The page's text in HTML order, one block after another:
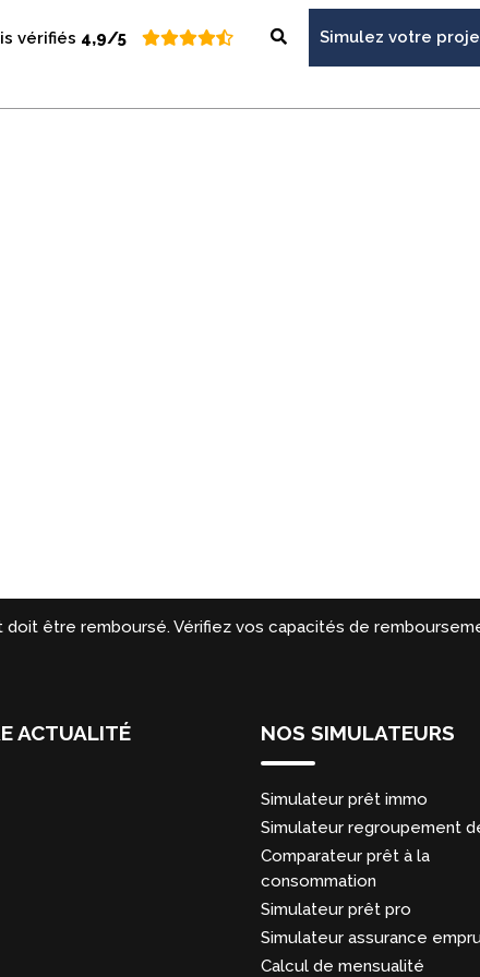
vérifiés 4,9/5 Simulez votre
être remboursé. Vérifiez vos capacités de
ACTUALITÉ NOS SIMULATEURS
Simulateur prêt immo
Simulateur regroupement
Comparateur prêt à la
consommation
Simulateur prêt pro
Simulateur assurance
Calcul de mensualité